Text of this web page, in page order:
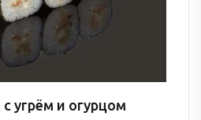
угрём и огурцом